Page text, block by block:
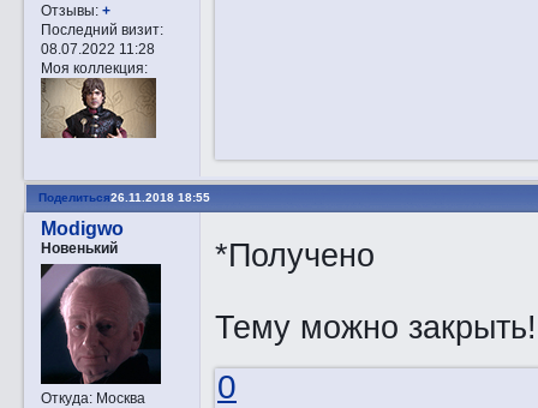
Отзывы: +
Последний визит:
08.07.2022 11:28
Моя коллекция:
Поделиться26.11.2018 18:55
Modigwo
Новенький
Откуда:Москва
*Получено
Тему можно закрыть!
0